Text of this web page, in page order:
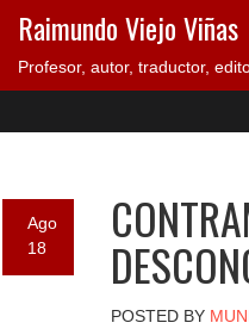
Raimundo Viejo Viñas
Profesor, autor, traductor,
Ago
18
POSTED BY